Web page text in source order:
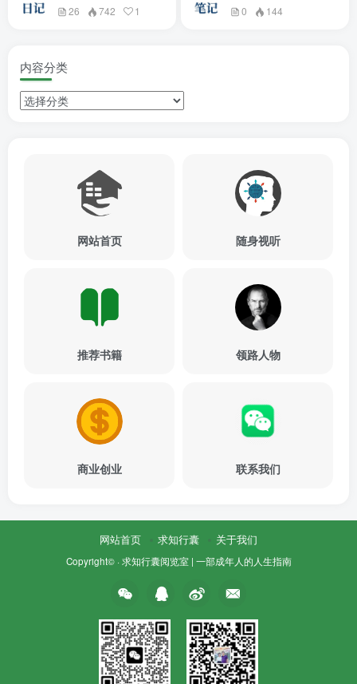
26 742 1 0 144
内容分类
网站首页 随身视听
推荐书籍 领路人物
商业创业 联系我们
网站首页 求知行囊 关于我们
Copyright© · 求知行囊阅览室 | 一部成年人的人生指南